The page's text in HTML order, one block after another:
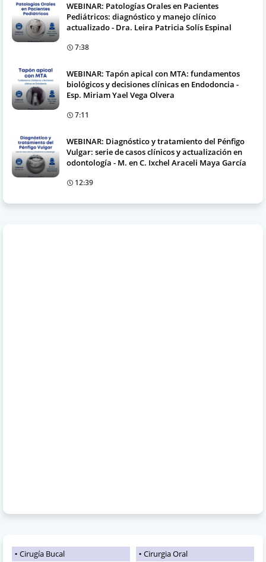
WEBINAR: Patologías Orales en Pacientes
Pediátricos: diagnóstico y manejo clínico
actualizado - Dra. Leira Patricia Solís Espinal
7:38
WEBINAR: Tapón apical con MTA: fundamentos
biológicos y decisiones clínicas en Endodoncia -
Esp. Miriam Yael Vega Olvera
7:11
WEBINAR: Diagnóstico y tratamiento del Pénfigo
Vulgar: serie de casos clínicos y actualización en
odontología - M. en C. Ixchel Araceli Maya García
12:39
Cirugía Bucal
Cirurgia Oral